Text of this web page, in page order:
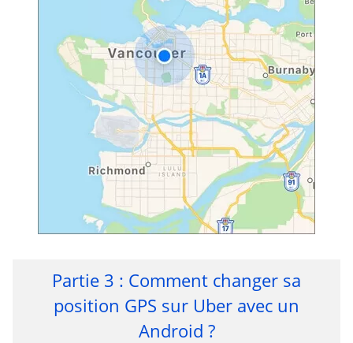
Partie 3 : Comment changer sa
position GPS sur Uber avec un
Android ?